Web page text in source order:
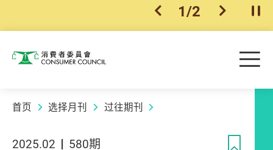
上一个
1/2 下一个开
消费者委员会 目
首页 选择月刊 过往期刊
2025.02 580期